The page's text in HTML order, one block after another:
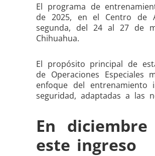
El programa de
de 2025, en el Centro de
segunda, del 24 al 27 de
Chihuahua.
El propósito principal de
de Operaciones Especiales
enfoque del entrenamiento
seguridad, adaptadas a las
En
este ingreso